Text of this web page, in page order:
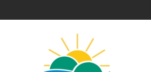
Qui sommes-nous ?